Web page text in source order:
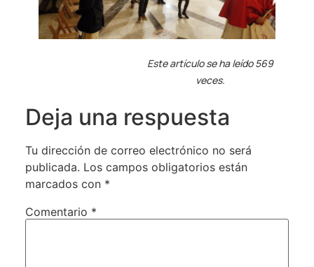
Este artículo se ha leído 569
veces.
Deja una respuesta
Tu dirección de correo electrónico no será
publicada. Los campos obligatorios están
marcados con *
Comentario *